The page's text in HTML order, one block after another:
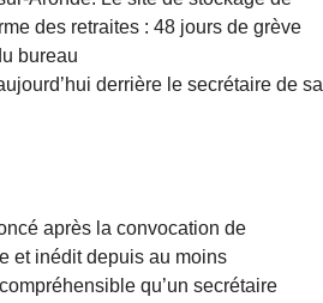
des retraites : 48 jours de grève
bureau
derrière le secrétaire de sa
après la convocation de
et inédit depuis au moins
qu’un secrétaire